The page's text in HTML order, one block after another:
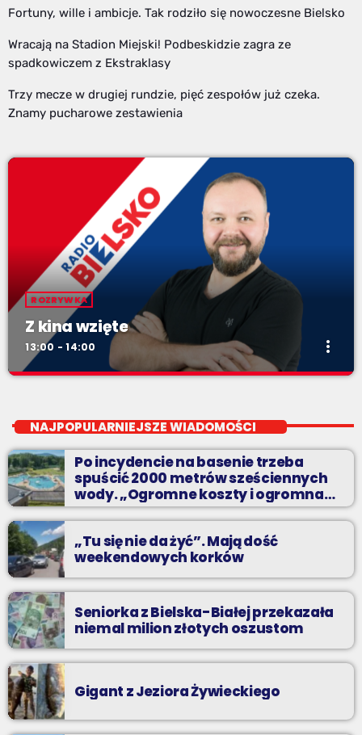
Fortuny, wille i ambicje. Tak rodziło się nowoczesne Bielsko
Wracają na Stadion Miejski! Podbeskidzie zagra ze
spadkowiczem z Ekstraklasy
Trzy mecze w drugiej rundzie, pięć zespołów już czeka.
Znamy pucharowe zestawienia
ROZRYWKA
Z kina wzięte
13:00 - 14:00 more_vert
Z Kina Wzięte to audycja w której film występuje roli głównej.
NAJPOPULARNIEJSZE WIADOMOŚCI
Po incydencie na basenie trzeba
spuścić 2000 metrów sześciennych
wody. „Ogromne koszty i ogromna
praca”
„Tu się nie da żyć”. Mają dość
weekendowych korków
Seniorka z Bielska-Białej przekazała
niemal milion złotych oszustom
Gigant z Jeziora Żywieckiego